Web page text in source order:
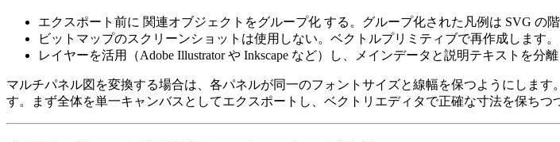
エクスポート前に 関連オブジェクトをグループ化 する。グループ化された凡例は SVG の
ビットマップのスクリーンショットは使用しない。ベクトルプリミティブで再作成します。
レイヤーを活用
（Adobe Illustrator や Inkscape など）し、メインデータと説明テキストを
マルチパネル図を変換する場合は、各パネルが同一のフォントサイズと線幅を保つようにしま
す。まず全体を単一キャンバスとしてエクスポートし、ベクトリエディタで正確な寸法を保ちつ